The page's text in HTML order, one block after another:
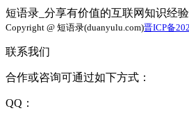
短语录_分享有价值的互联网知识经
Copyright @ 短语录(duanyulu.com)晋ICP备
联系我们
合作或咨询可通过如下方式：
QQ：